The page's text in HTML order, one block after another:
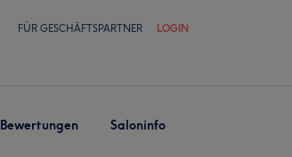
FÜR GESCHÄFTSPARTNER LOGIN
Bewertungen Saloninfo